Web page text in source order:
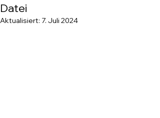
Datei
Aktualisiert: 7. Juli 2024